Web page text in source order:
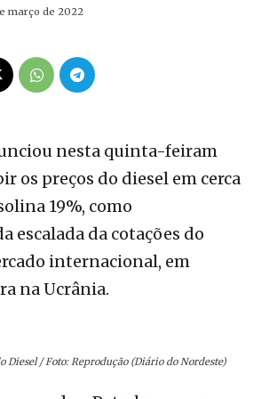
março de 2022
nesta quinta-feiram
os preços do diesel em cerca
19%, como
escalada da cotações do
internacional, em
na Ucrânia.
Diesel / Foto: Reprodução (Diário do Nordeste)